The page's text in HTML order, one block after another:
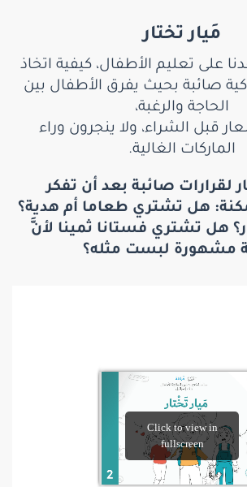
مَيار تختار
على تعليم الأطفال، كيفية اتخاذ
صائبة بحيث يفرق الأطفال بين
الحاجة والرغبة،
قبل الشراء، ولا ينجرون وراء
الماركات الغالية.
لقرارات صائبة بعد أن تفكر
هل تشتري طعاما أم هدية؟
هل تشتري فستانا ثمينا لأنَّ
مشهورة لبست مثله؟